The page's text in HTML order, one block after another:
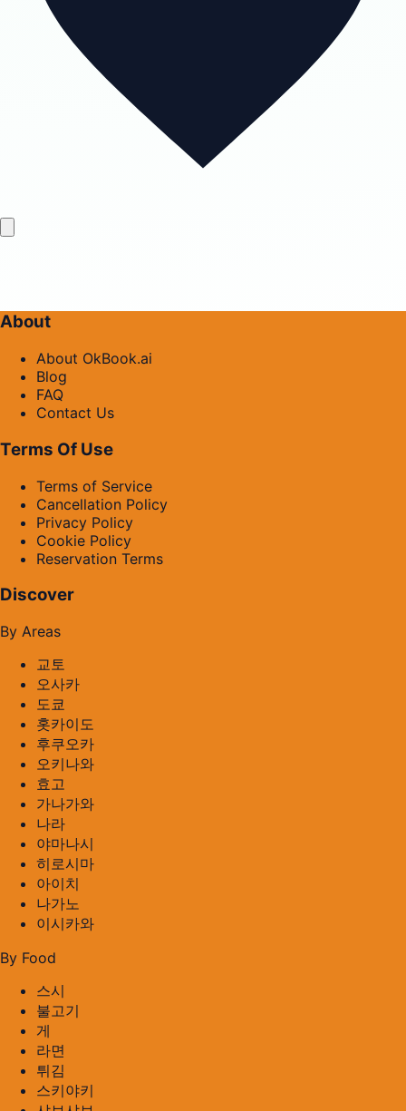
About
About OkBook.ai
Blog
FAQ
Contact Us
Terms Of Use
Terms of Service
Cancellation Policy
Privacy Policy
Cookie Policy
Reservation Terms
Discover
By Areas
교토
오사카
도쿄
홋카이도
후쿠오카
오키나와
효고
가나가와
나라
야마나시
히로시마
아이치
나가노
이시카와
By Food
스시
불고기
게
라면
튀김
스키야키